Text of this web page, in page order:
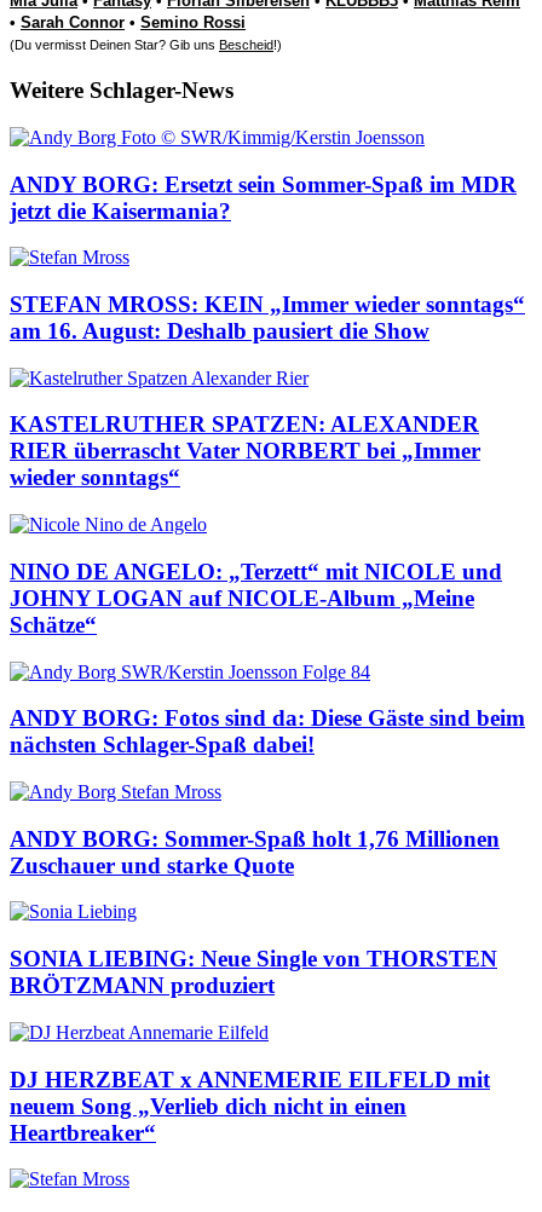
• Sarah Connor • Semino Rossi
(Du vermisst Deinen Star? Gib uns Bescheid!)
Weitere Schlager-News
ANDY BORG: Ersetzt sein Sommer-Spaß im MDR
jetzt die Kaisermania?
STEFAN MROSS: KEIN „Immer wieder sonntags“
am 16. August: Deshalb pausiert die Show
KASTELRUTHER SPATZEN: ALEXANDER
RIER überrascht Vater NORBERT bei „Immer
wieder sonntags“
NINO DE ANGELO: „Terzett“ mit NICOLE und
JOHNY LOGAN auf NICOLE-Album „Meine
Schätze“
ANDY BORG: Fotos sind da: Diese Gäste sind beim
nächsten Schlager-Spaß dabei!
ANDY BORG: Sommer-Spaß holt 1,76 Millionen
Zuschauer und starke Quote
SONIA LIEBING: Neue Single von THORSTEN
BRÖTZMANN produziert
DJ HERZBEAT x ANNEMERIE EILFELD mit
neuem Song „Verlieb dich nicht in einen
Heartbreaker“